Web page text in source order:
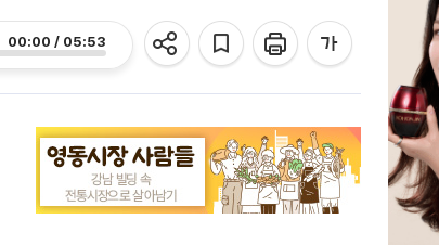
00:00 / 05:53